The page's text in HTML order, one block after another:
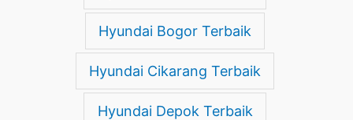
Hyundai Bogor Terbaik
Hyundai Cikarang Terbaik
Hyundai Depok Terbaik